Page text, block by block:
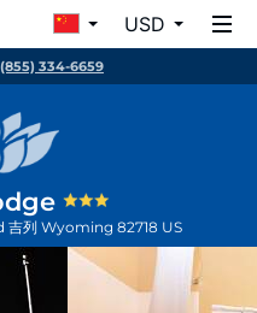
USD
(855) 334-6659
吉列 Wyoming 82718 US